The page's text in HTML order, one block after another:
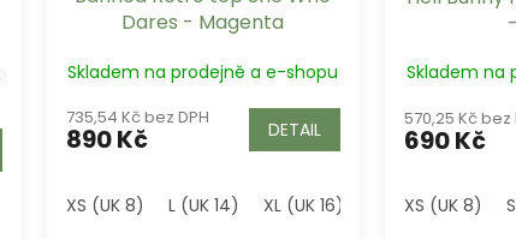
Dares - Magenta
Skladem na prodejně a e-shopu
735,54 Kč bez DPH
890 Kč DETAIL
XS (UK 8) L (UK 14) XL (UK 16)
Skladem na
570,25 Kč bez
690 Kč
XS (UK 8)